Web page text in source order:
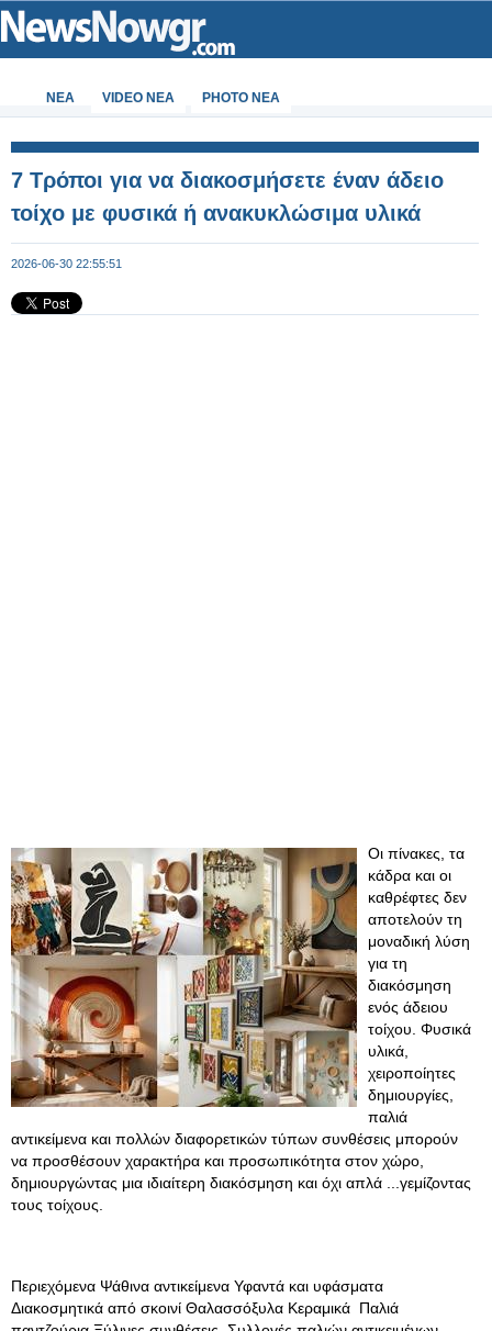
ΝΕΑ VIDEO NEA PHOTO NEA
7 Τρόποι για να διακοσμήσετε έναν άδειο
τοίχο με φυσικά ή ανακυκλώσιμα υλικά
2026-06-30 22:55:51
Οι πίνακες, τα
κάδρα και οι
καθρέφτες δεν
αποτελούν τη
μοναδική λύση
για τη
διακόσμηση
ενός άδειου
τοίχου. Φυσικά
υλικά,
χειροποίητες
δημιουργίες,
παλιά
αντικείμενα και πολλών διαφορετικών τύπων συνθέσεις μπορούν
να προσθέσουν χαρακτήρα και προσωπικότητα στον χώρο,
δημιουργώντας μια ιδιαίτερη διακόσμηση και όχι απλά ...γεμίζοντας
τους τοίχους.
Περιεχόμενα Ψάθινα αντικείμενα Υφαντά και υφάσματα
Διακοσμητικά από σκοινί Θαλασσόξυλα Κεραμικά Παλιά